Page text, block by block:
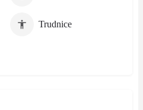
Trudnice